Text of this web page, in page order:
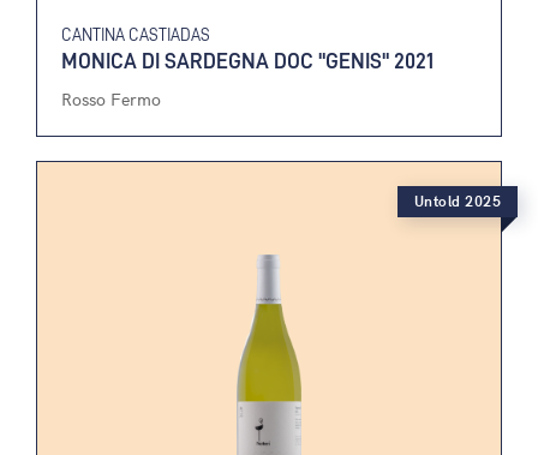
CANTINA CASTIADAS
MONICA DI SARDEGNA DOC "GENIS" 2021
Rosso Fermo
Untold 2025